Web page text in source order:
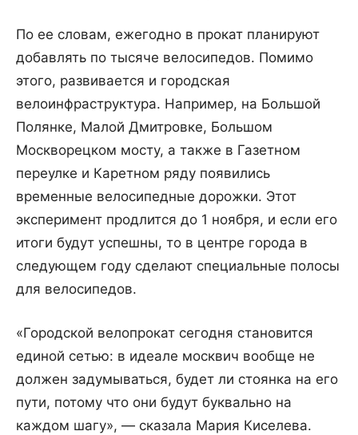
По ее словам, ежегодно в прокат планируют
добавлять по тысяче велосипедов. Помимо
этого, развивается и городская
велоинфраструктура. Например, на Большой
Полянке, Малой Дмитровке, Большом
Москворецком мосту, а также в Газетном
переулке и Каретном ряду появились
временные велосипедные дорожки. Этот
эксперимент продлится до 1 ноября, и если его
итоги будут успешны, то в центре города в
следующем году сделают специальные полосы
для велосипедов.
«Городской велопрокат сегодня становится
единой сетью: в идеале москвич вообще не
должен задумываться, будет ли стоянка на его
пути, потому что они будут буквально на
каждом шагу», — сказала Мария Киселева.